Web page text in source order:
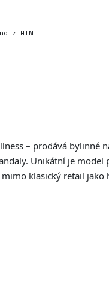
z HTML
– prodává bylinné
Unikátní je
klasický retail jako